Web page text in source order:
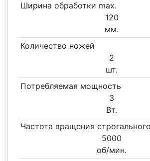
Ширина обработки max.
120
мм.
Количество ножей
2
шт.
Потребляемая мощность
3
Вт.
Частота вращения
5000
об/мин.